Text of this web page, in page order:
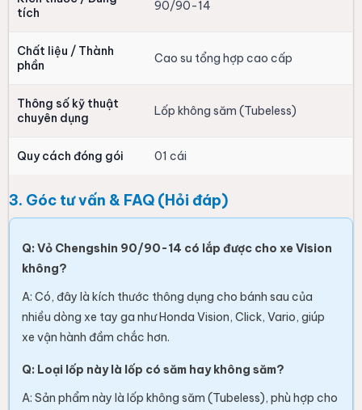
tích
90/90-14
Chất liệu / Thành
phần
Cao su tổng hợp cao cấp
Thông số kỹ thuật
chuyên dụng
Lốp không săm (Tubeless)
Quy cách đóng gói 01 cái
3. Góc tư vấn & FAQ (Hỏi đáp)
Q: Vỏ Chengshin 90/90-14 có lắp được cho xe Vision
không?
A: Có, đây là kích thước thông dụng cho bánh sau của
nhiều dòng xe tay ga như Honda Vision, Click, Vario, giúp
xe vận hành đầm chắc hơn.
Q: Loại lốp này là lốp có săm hay không săm?
A: Sản phẩm này là lốp không săm (Tubeless), phù hợp cho